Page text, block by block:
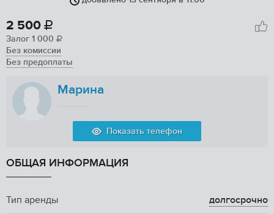
2 500 
Залог 1 000 
Без комиссии
Без предоплаты
Марина
Показать телефон
ОБЩАЯ ИНФОРМАЦИЯ
Тип аренды долгосрочно